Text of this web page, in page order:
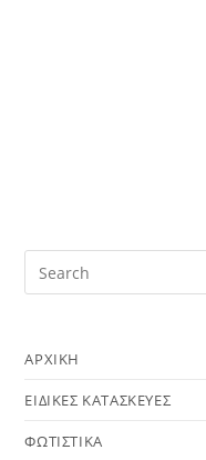
ΑΡΧΙΚΗ
ΕΙΔΙΚΕΣ ΚΑΤΑΣΚΕΥΕΣ
ΦΩΤΙΣΤΙΚΑ